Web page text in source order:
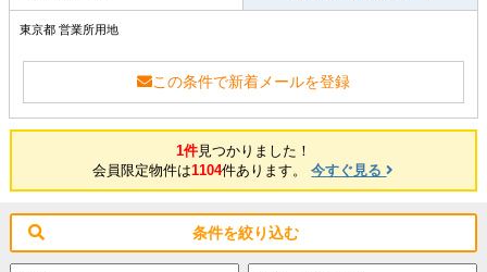
東京都 営業所用地
この条件で新着メールを登録
1件見つかりました！
会員限定物件は1104件あります。今すぐ見る
条件を絞り込む